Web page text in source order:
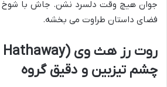
جوان هیچ وقت دلسرد نشن. جاش با
فضای داستان طراوت می بخشه.
چشم تیزبین و دقیق گروه